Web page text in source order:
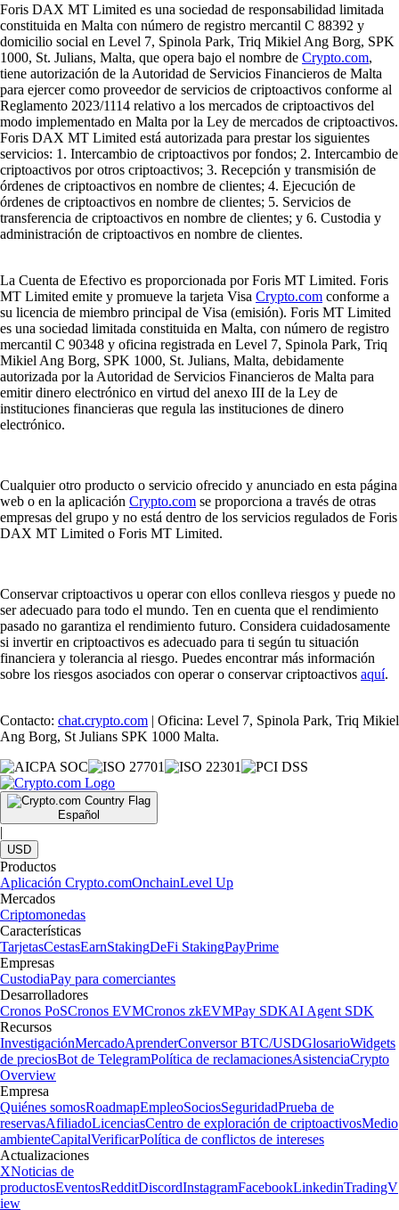
Foris DAX MT Limited es una sociedad de responsabilidad limitada
constituida en Malta con número de registro mercantil C 88392 y
domicilio social en Level 7, Spinola Park, Triq Mikiel Ang Borg, SPK
1000, St. Julians, Malta, que opera bajo el nombre de Crypto.com,
tiene autorización de la Autoridad de Servicios Financieros de Malta
para ejercer como proveedor de servicios de criptoactivos conforme al
Reglamento 2023/1114 relativo a los mercados de criptoactivos del
modo implementado en Malta por la Ley de mercados de criptoactivos.
Foris DAX MT Limited está autorizada para prestar los siguientes
servicios: 1. Intercambio de criptoactivos por fondos; 2. Intercambio de
criptoactivos por otros criptoactivos; 3. Recepción y transmisión de
órdenes de criptoactivos en nombre de clientes; 4. Ejecución de
órdenes de criptoactivos en nombre de clientes; 5. Servicios de
transferencia de criptoactivos en nombre de clientes; y 6. Custodia y
administración de criptoactivos en nombre de clientes.
La Cuenta de Efectivo es proporcionada por Foris MT Limited. Foris
MT Limited emite y promueve la tarjeta Visa Crypto.com conforme a
su licencia de miembro principal de Visa (emisión). Foris MT Limited
es una sociedad limitada constituida en Malta, con número de registro
mercantil C 90348 y oficina registrada en Level 7, Spinola Park, Triq
Mikiel Ang Borg, SPK 1000, St. Julians, Malta, debidamente
autorizada por la Autoridad de Servicios Financieros de Malta para
emitir dinero electrónico en virtud del anexo III de la Ley de
instituciones financieras que regula las instituciones de dinero
electrónico.
Cualquier otro producto o servicio ofrecido y anunciado en esta página
web o en la aplicación Crypto.com se proporciona a través de otras
empresas del grupo y no está dentro de los servicios regulados de Foris
DAX MT Limited o Foris MT Limited.
Conservar criptoactivos u operar con ellos conlleva riesgos y puede no
ser adecuado para todo el mundo. Ten en cuenta que el rendimiento
pasado no garantiza el rendimiento futuro. Considera cuidadosamente
si invertir en criptoactivos es adecuado para ti según tu situación
financiera y tolerancia al riesgo. Puedes encontrar más información
sobre los riesgos asociados con operar o conservar criptoactivos aquí.
Contacto: chat.crypto.com | Oficina: Level 7, Spinola Park, Triq Mikiel
Ang Borg, St Julians SPK 1000 Malta.
Español
|
USD
Productos
Aplicación Crypto.comOnchainLevel Up
Mercados
Criptomonedas
Características
TarjetasCestasEarnStakingDeFi StakingPayPrime
Empresas
CustodiaPay para comerciantes
Desarrolladores
Cronos PoSCronos EVMCronos zkEVMPay SDKAI Agent SDK
Recursos
InvestigaciónMercadoAprenderConversor BTC/USDGlosarioWidgets
de preciosBot de TelegramPolítica de reclamacionesAsistenciaCrypto
Overview
Empresa
Quiénes somosRoadmapEmpleoSociosSeguridadPrueba de
reservasAfiliadoLicenciasCentro de exploración de criptoactivosMedio
ambienteCapitalVerificarPolítica de conflictos de intereses
Actualizaciones
XNoticias de
productosEventosRedditDiscordInstagramFacebookLinkedinTradingV
iew